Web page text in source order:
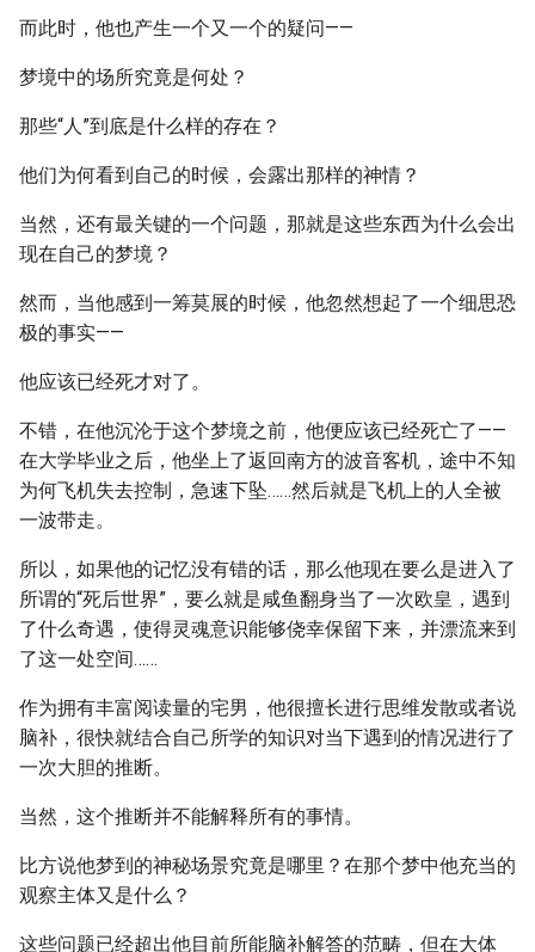
而此时，他也产生一个又一个的疑问——
梦境中的场所究竟是何处？
那些“人”到底是什么样的存在？
他们为何看到自己的时候，会露出那样的神情？
当然，还有最关键的一个问题，那就是这些东西为什么会出
现在自己的梦境？
然而，当他感到一筹莫展的时候，他忽然想起了一个细思恐
极的事实——
他应该已经死才对了。
不错，在他沉沦于这个梦境之前，他便应该已经死亡了——
在大学毕业之后，他坐上了返回南方的波音客机，途中不知
为何飞机失去控制，急速下坠……然后就是飞机上的人全被
一波带走。
所以，如果他的记忆没有错的话，那么他现在要么是进入了
所谓的“死后世界”，要么就是咸鱼翻身当了一次欧皇，遇到
了什么奇遇，使得灵魂意识能够侥幸保留下来，并漂流来到
了这一处空间……
作为拥有丰富阅读量的宅男，他很擅长进行思维发散或者说
脑补，很快就结合自己所学的知识对当下遇到的情况进行了
一次大胆的推断。
当然，这个推断并不能解释所有的事情。
比方说他梦到的神秘场景究竟是哪里？在那个梦中他充当的
观察主体又是什么？
这些问题已经超出他目前所能脑补解答的范畴，但在大体